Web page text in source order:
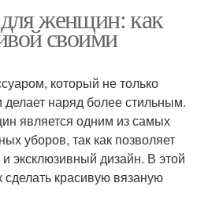
женщин: как
своими
который не только
наряд более стильным.
является одним из самых
уборов, так как позволяет
эксклюзивный дизайн. В этой
красивую вязаную